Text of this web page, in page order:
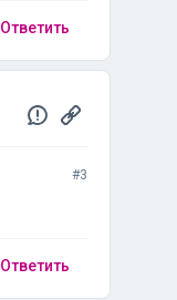
Ответить
#3
Ответить